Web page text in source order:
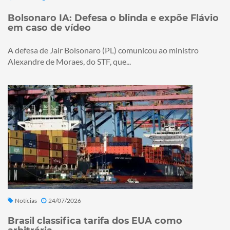
Bolsonaro IA: Defesa o blinda e expõe Flávio
em caso de vídeo
A defesa de Jair Bolsonaro (PL) comunicou ao ministro
Alexandre de Moraes, do STF, que...
Notícias 24/07/2026
Brasil classifica tarifa dos EUA como